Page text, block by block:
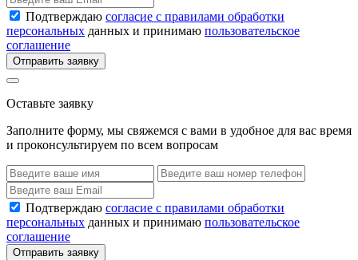
Подтверждаю согласие с правилами обработки
персональных данных и принимаю пользовательское
соглашение
Отправить заявку
Оставьте заявку
Заполните форму, мы свяжемся с вами в удобное для вас время
и проконсультируем по всем вопросам
Подтверждаю согласие с правилами обработки
персональных данных и принимаю пользовательское
соглашение
Отправить заявку